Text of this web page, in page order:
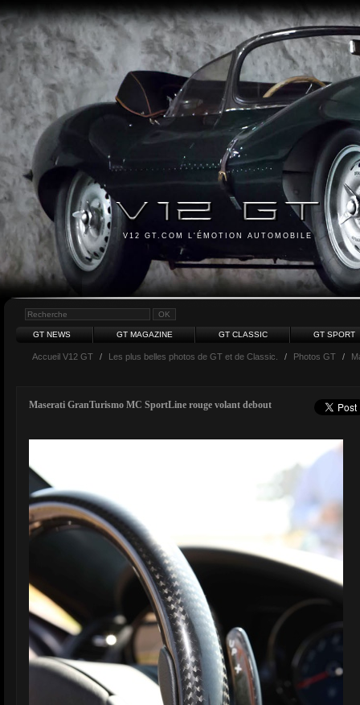
V12 GT.COM L'ÉMOTION AUTOMOBILE
GT NEWS GT MAGAZINE GT CLASSIC GT SPORT
Accueil V12 GT / Les plus belles photos de GT et de Classic. / Photos GT /
Maserati GranTurismo MC SportLine rouge volant debout